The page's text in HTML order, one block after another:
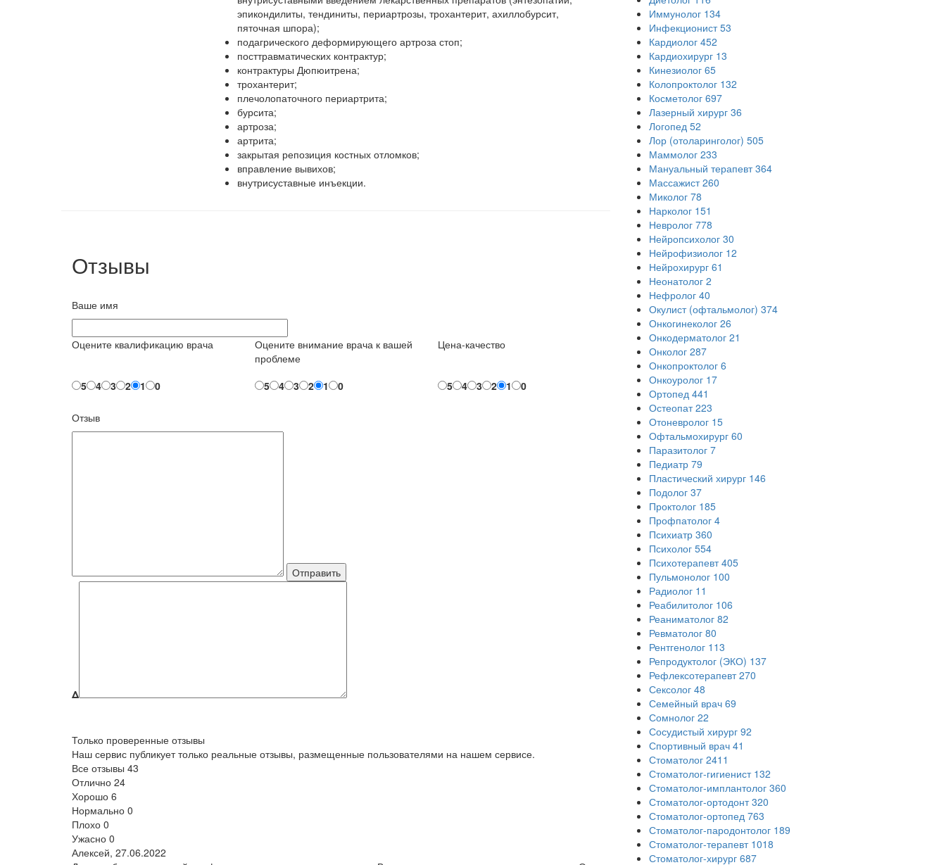
эпикондилиты, тендиниты, периартрозы, трохантерит, ахиллобурсит,
пяточная шпора);
подагрического деформирующего артроза стоп;
посттравматических контрактур;
контрактуры Дюпюитрена;
трохантерит;
плечолопаточного периартрита;
бурсита;
артроза;
артрита;
закрытая репозиция костных отломков;
вправление вывихов;
внутрисуставные инъекции.
Отзывы
Ваше имя
Оцените квалификацию врача
5 4 3 2 1 0
Оцените внимание врача к вашей
проблеме
5
4 3 2 1 0
Цена-качество
5 4 3 2 1 0
Отзыв
Δ
Только проверенные отзывы
Наш сервис публикует только реальные отзывы, размещенные пользователями на нашем сервисе.
Все отзывы 43
Отлично 24
Хорошо 6
Нормально 0
Плохо 0
Ужасно 0
Алексей, 27.06.2022
Иммунолог 134
Инфекционист 53
Кардиолог 452
Кардиохирург 13
Кинезиолог 65
Колопроктолог 132
Косметолог 697
Лазерный хирург 36
Логопед 52
Лор (отоларинголог) 505
Маммолог 233
Мануальный терапевт 364
Массажист 260
Миколог 78
Нарколог 151
Невролог 778
Нейропсихолог 30
Нейрофизиолог 12
Нейрохирург 61
Неонатолог 2
Нефролог 40
Окулист (офтальмолог) 374
Онкогинеколог 26
Онкодерматолог 21
Онколог 287
Онкопроктолог 6
Онкоуролог 17
Ортопед 441
Остеопат 223
Отоневролог 15
Офтальмохирург 60
Паразитолог 7
Педиатр 79
Пластический хирург 146
Подолог 37
Проктолог 185
Профпатолог 4
Психиатр 360
Психолог 554
Психотерапевт 405
Пульмонолог 100
Радиолог 11
Реабилитолог 106
Реаниматолог 82
Ревматолог 80
Рентгенолог 113
Репродуктолог (ЭКО) 137
Рефлексотерапевт 270
Сексолог 48
Семейный врач 69
Сомнолог 22
Сосудистый хирург 92
Спортивный врач 41
Стоматолог 2411
Стоматолог-гигиенист 132
Стоматолог-имплантолог 360
Стоматолог-ортодонт 320
Стоматолог-ортопед 763
Стоматолог-пародонтолог 189
Стоматолог-терапевт 1018
Стоматолог-хирург 687